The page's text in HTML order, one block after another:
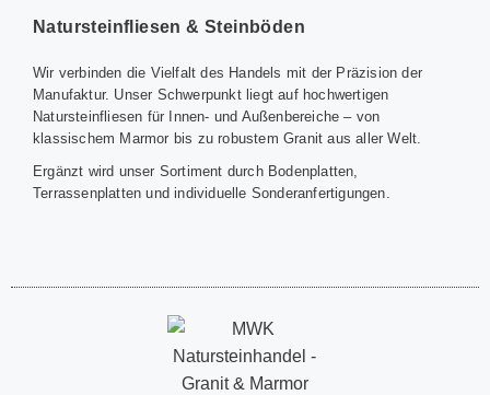
Natursteinfliesen & Steinböden
Wir verbinden die Vielfalt des Handels mit der Präzision der
Manufaktur. Unser Schwerpunkt liegt auf hochwertigen
Natursteinfliesen für Innen- und Außenbereiche – von
klassischem Marmor bis zu robustem Granit aus aller Welt.
Ergänzt wird unser Sortiment durch Bodenplatten,
Terrassenplatten und individuelle Sonderanfertigungen.